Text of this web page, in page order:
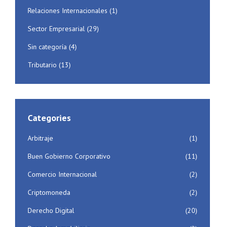
Relaciones Internacionales (1)
Sector Empresarial (29)
Sin categoría (4)
Tributario (13)
Categories
Arbitraje
(1)
Buen Gobierno Corporativo
(11)
Comercio Internacional
(2)
Criptomoneda
(2)
Derecho Digital
(20)